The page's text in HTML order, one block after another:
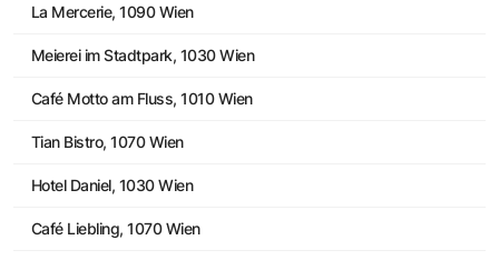
La Mercerie, 1090 Wien
Meierei im Stadtpark, 1030 Wien
Café Motto am Fluss, 1010 Wien
Tian Bistro, 1070 Wien
Hotel Daniel, 1030 Wien
Café Liebling, 1070 Wien